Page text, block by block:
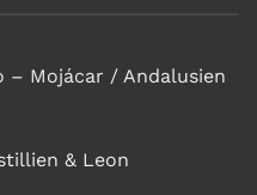
– Mojácar / Andalusien
& Leon